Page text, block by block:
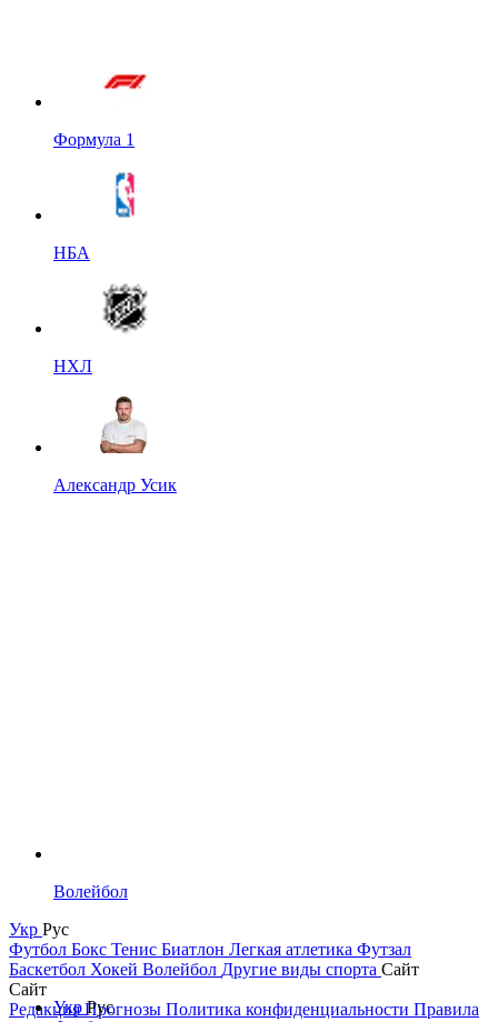
Формула 1
НБА
НХЛ
Александр Усик
Волейбол
Укр Рус
Футбол Бокс Тенис Биатлон Легкая атлетика Футзал
Баскетбол Хокей Волейбол Другие виды спорта Сайт
Сайт
РедакцияПрогнозы Политика конфиденциальности Правила
УкрРус